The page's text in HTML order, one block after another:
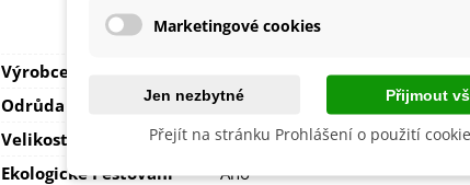
Srpen
Září
Výrobce
Odrůda
Nehybridní
Velikost Balení
125 g
Ekologické Pěstování
Ano
Marketingové cookies
Jen nezbytné Přijmout
Přejít na stránku Prohlášení o použití